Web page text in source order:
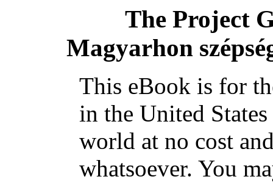
The Project
Magyarhon
This eBook is for
in the United
world at no cost
whatsoever. You